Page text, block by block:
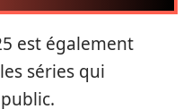
est également
séries qui